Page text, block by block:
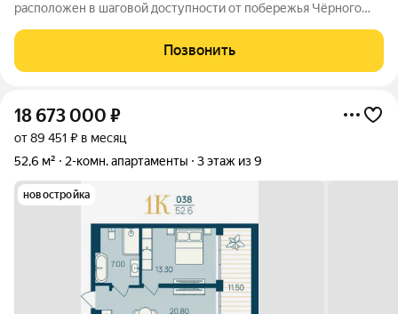
расположен в шаговой доступности от побережья Чёрного
концепцией. Инфраструктура комплекса включает: -
Всесезонный подогреваемый бассейн с
Позвонить
18 673 000 ₽
от 89 451 ₽ в месяц
52,6 м²
2-комн. апартаменты 3 этаж из 9
новостройка